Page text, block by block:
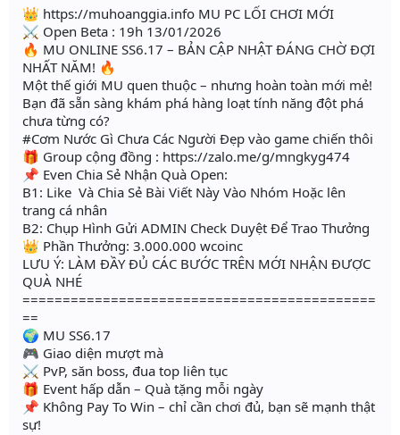
👑 https://muhoanggia.info MU PC LỐI CHƠI MỚI
⚔ Open Beta : 19h 13/01/2026
🔥 MU ONLINE SS6.17 – BẢN CẬP NHẬT ĐÁNG CHỜ ĐỢI
NHẤT NĂM! 🔥
Một thế giới MU quen thuộc – nhưng hoàn toàn mới mẻ!
Bạn đã sẵn sàng khám phá hàng loạt tính năng đột phá
chưa từng có?
#Cơm Nước Gì Chưa Các Người Đẹp vào game chiến thôi
🎁 Group cộng đồng : https://zalo.me/g/mngkyg474
📌 Even Chia Sẻ Nhận Quà Open:
B1: Like Và Chia Sẻ Bài Viết Này Vào Nhóm Hoặc lên
trang cá nhân
B2: Chụp Hình Gửi ADMIN Check Duyệt Để Trao Thưởng
👑 Phần Thưởng: 3.000.000 wcoinc
LƯU Ý: LÀM ĐẦY ĐỦ CÁC BƯỚC TRÊN MỚI NHẬN ĐƯỢC
QUÀ NHÉ
============================================
==
🌍 MU SS6.17
🎮 Giao diện mượt mà
⚔️ PvP, săn boss, đua top liên tục
🎁 Event hấp dẫn – Quà tặng mỗi ngày
📌 Không Pay To Win – chỉ cần chơi đủ, bạn sẽ mạnh thật
sự!